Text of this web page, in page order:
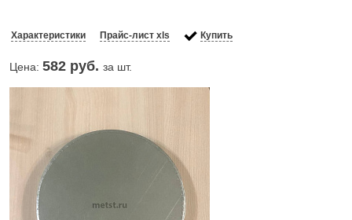
Характеристики Прайс-лист xls Купить
Цена: 582 руб. за шт.